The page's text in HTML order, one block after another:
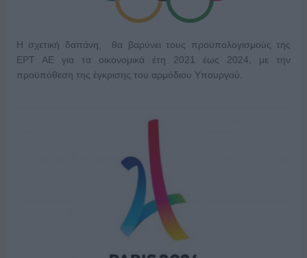
Η σχετική δαπάνη, θα βαρύνει τους προϋπολογισμούς της
ΕΡΤ ΑΕ για τα οικονομικά έτη 2021 έως 2024, με την
προϋπόθεση της έγκρισης του αρμόδιου Υπουργού.